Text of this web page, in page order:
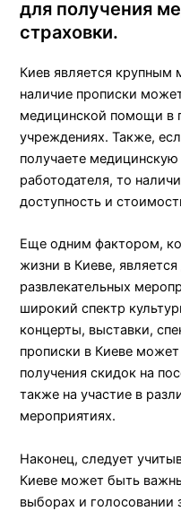
для получения
страховки.
Киев является
наличие прописки
медицинской помощи в
учреждениях. Также,
получаете медицинскую
работодателя, то
доступность и
Еще одним фактором,
жизни в Киеве,
развлекательных
широкий спектр
концерты, выставки,
прописки в Киеве
получения скидок на
также на участие в
мероприятиях.
Наконец, следует
Киеве может быть
выборах и голосовании